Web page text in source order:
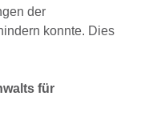
der
konnte. Dies
für